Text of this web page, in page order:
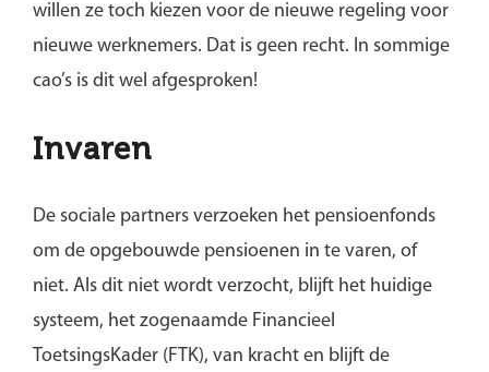
willen ze toch kiezen voor de nieuwe regeling voor
nieuwe werknemers. Dat is geen recht. In sommige
cao’s is dit wel afgesproken!
Invaren
De sociale partners verzoeken het pensioenfonds
om de opgebouwde pensioenen in te varen, of
niet. Als dit niet wordt verzocht, blijft het huidige
systeem, het zogenaamde Financieel
ToetsingsKader (FTK), van kracht en blijft de